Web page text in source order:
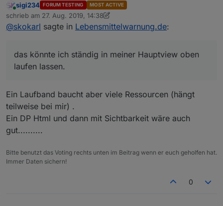
wo die aktuellen ständig angezeigt und erneuert
werden ? Eine eigene View für die Warnungen finde
ich nicht so dolle, nen Laufband über eine Zeile fände
Online
sigi234 FORUM TESTING MOST ACTIVE
schrieb am 27. Aug. 2019, 14:38
zuletzt editiert von sigi234
@skokarl sagte in Lebensmittelwarnung.de:
das könnte ich ständig in meiner Hauptview oben
laufen lassen.
Ein Laufband baucht aber viele Ressourcen (hängt
teilweise bei mir) .
Ein DP Html und dann mit Sichtbarkeit wäre auch
gut..........
Bitte benutzt das Voting rechts unten im Beitrag wenn er euch geholfen hat.
Immer Daten sichern!
0